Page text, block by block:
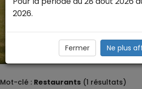
Description
Mot-clé : Restaurants (1 résultats)
2026.
Fermer Ne plus